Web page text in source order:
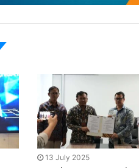
13 July 2025